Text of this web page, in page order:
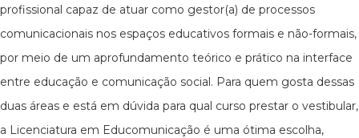
profissional capaz de atuar como gestor(a) de processos
comunicacionais nos espaços educativos formais e não-formais,
por meio de um aprofundamento teórico e prático na interface
entre educação e comunicação social. Para quem gosta dessas
duas áreas e está em dúvida para qual curso prestar o vestibular,
a Licenciatura em Educomunicação é uma ótima escolha,